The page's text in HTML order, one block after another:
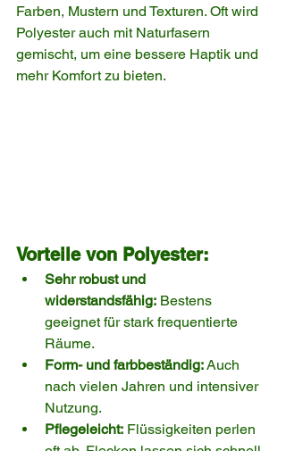
Farben, Mustern und Texturen. Oft wird
Polyester auch mit Naturfasern
gemischt, um eine bessere Haptik und
mehr Komfort zu bieten.
Vorteile von Polyester:
Sehr robust und
widerstandsfähig: Bestens
geeignet für stark frequentierte
Räume.
Form- und farbbeständig: Auch
nach vielen Jahren und intensiver
Nutzung.
Pflegeleicht: Flüssigkeiten perlen